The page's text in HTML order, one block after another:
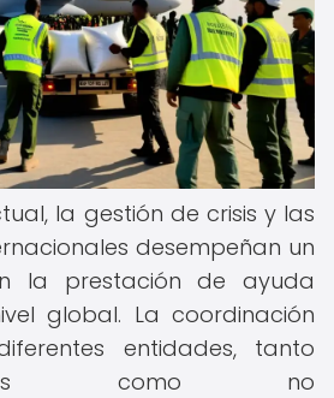
la gestión de crisis y las
desempeñan un
la prestación de ayuda
global. La coordinación
entidades, tanto
como no